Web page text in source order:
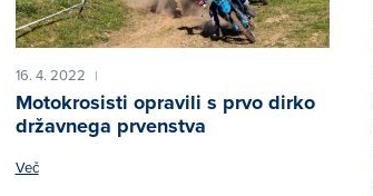
16. 4. 2022 |
Motokrosisti opravili s prvo dirko
državnega prvenstva
Več